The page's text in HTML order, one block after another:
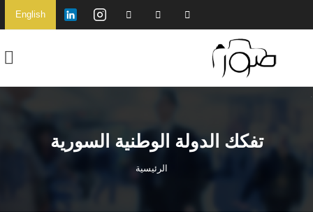
English
تفكك الدولة الوطنية السورية
الرئيسية